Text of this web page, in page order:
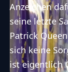
Anzeichen
seine letzte
Patrick
sich keine
ist eigentlich